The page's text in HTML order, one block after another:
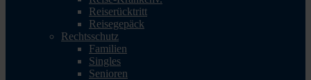
Reiserücktritt
Reisegepäck
Rechtsschutz
Familien
Singles
Senioren